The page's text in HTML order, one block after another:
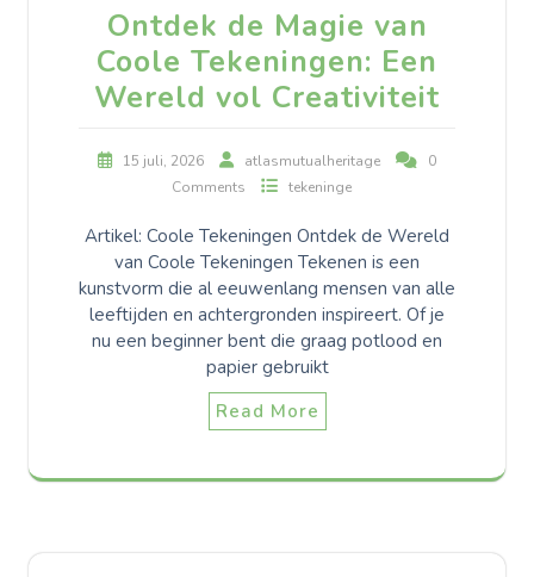
Ontdek de Magie van
Coole Tekeningen: Een
Wereld vol Creativiteit
15 juli, 2026 atlasmutualheritage
0
Comments
tekeninge
Artikel: Coole Tekeningen Ontdek de Wereld
van Coole Tekeningen Tekenen is een
kunstvorm die al eeuwenlang mensen van alle
leeftijden en achtergronden inspireert. Of je
nu een beginner bent die graag potlood en
papier gebruikt
Read More